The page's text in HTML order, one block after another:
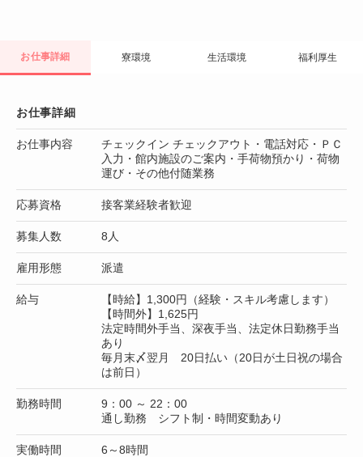
お仕事詳細 寮環境 生活環境 福利厚生
お仕事詳細
お仕事内容
チェックイン チェックアウト・電話対応・ＰＣ
入力・館内施設のご案内・手荷物預かり・荷物
運び・その他付随業務
応募資格 接客業経験者歓迎
募集人数 8人
雇用形態 派遣
給与
【時給】1,300円（経験・スキル考慮します）
【時間外】1,625円
法定時間外手当、深夜手当、法定休日勤務手当
あり
毎月末〆翌月 20日払い（20日が土日祝の場合
は前日）
勤務時間
9：00 ～ 22：00
通し勤務 シフト制・時間変動あり
実働時間
6～8時間